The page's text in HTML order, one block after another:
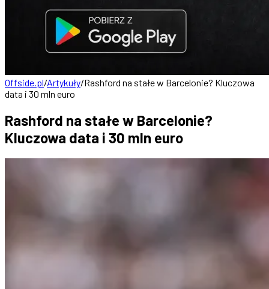
Offside.pl/Artykuły/Rashford na stałe w Barcelonie? Kluczowa
data i 30 mln euro
Rashford na stałe w Barcelonie?
Kluczowa data i 30 mln euro